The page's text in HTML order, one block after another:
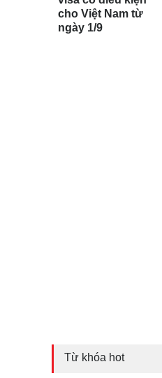
cho Việt Nam từ
ngày 1/9
Từ khóa hot